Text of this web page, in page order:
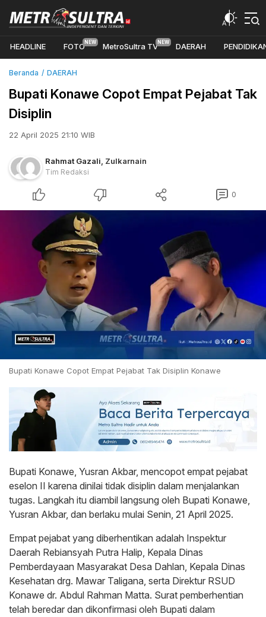
HEADLINE FOTO MetroSultra TV DAERAH
Beranda DAERAH
Bupati Konawe Copot Empat Pejabat Tak
Disiplin
22 April 2025 21:10 WIB
Rahmat Gazali Zulkarnain
Tim Redaksi
0
Bupati Konawe Copot Empat Pejabat Tak Disiplin Konawe
Bupati Konawe, Yusran Akbar, mencopot empat pejabat
eselon II karena dinilai tidak disiplin dalam menjalankan
tugas. Langkah itu diambil langsung oleh Bupati Konawe,
Yusran Akbar, dan berlaku mulai Senin, 21 April 2025.
Empat pejabat yang diberhentikan adalah Inspektur
Daerah Rebiansyah Putra Halip, Kepala Dinas
Pemberdayaan Masyarakat Desa Dahlan, Kepala Dinas
Kesehatan drg. Mawar Taligana, serta Direktur RSUD
Konawe dr. Abdul Rahman Matta. Surat pemberhentian
telah beredar dan dikonfirmasi oleh Bupati dalam